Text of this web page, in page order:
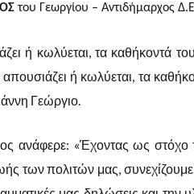
του Γεωργίου – Αντιδήμαρχος
ή κωλύεται, τα καθήκοντά
ή κωλύεται, τα
Γεώργιο.
ανάφερε: «Έχοντας ως στόχο
των πολιτών μας,